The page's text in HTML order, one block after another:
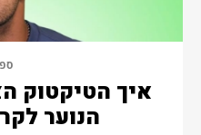
איך הטיקטוק
הנוער